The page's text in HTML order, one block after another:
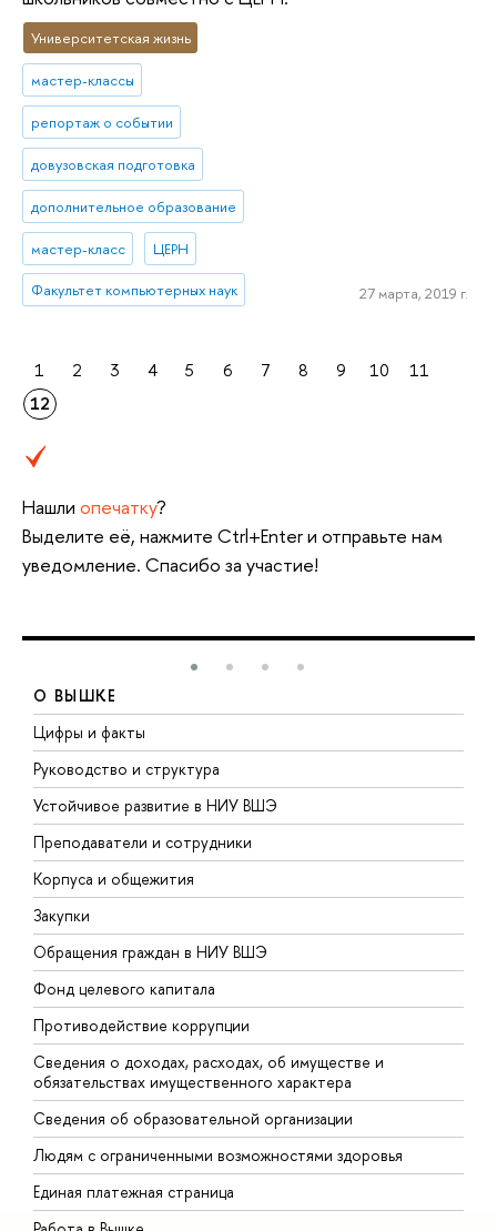
Университетская жизнь
мастер-классы
репортаж о событии
довузовская подготовка
дополнительное образование
мастер-класс ЦЕРН
Факультет компьютерных наук 27 марта, 2019 г.
1 2 3 4 5 6 7 8 9 10
11
12
Нашли опечатку?
Выделите её, нажмите Ctrl+Enter и отправьте нам
уведомление. Спасибо за участие!
О ВЫШКЕ
Цифры и факты
Руководство и структура
Устойчивое развитие в НИУ ВШЭ
Преподаватели и сотрудники
Корпуса и общежития
Закупки
Обращения граждан в НИУ ВШЭ
Фонд целевого капитала
Противодействие коррупции
Сведения о доходах, расходах, об имуществе и
обязательствах имущественного характера
Сведения об образовательной организации
Людям с ограниченными возможностями здоровья
Единая платежная страница